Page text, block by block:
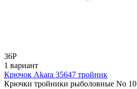
36Р
1 вариант
Крючок Akara 35647 тройник
Крючки тройники рыболовные No 10